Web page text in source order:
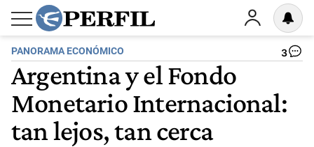
PANORAMA ECONÓMICO 3
Argentina y el Fondo
Monetario Internacional:
tan lejos, tan cerca